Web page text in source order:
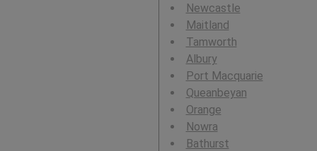
Newcastle
Maitland
Tamworth
Albury
Port Macquarie
Queanbeyan
Orange
Nowra
Bathurst